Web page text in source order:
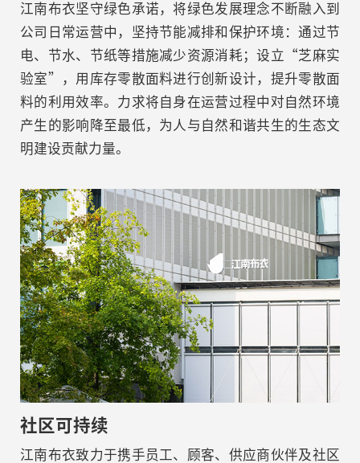
江南布衣坚守绿色承诺，将绿色发展理念不断融入到
公司日常运营中，坚持节能减排和保护环境：通过节
电、节水、节纸等措施减少资源消耗；设立“芝麻实
验室”，用库存零散面料进行创新设计，提升零散面
料的利用效率。力求将自身在运营过程中对自然环境
产生的影响降至最低，为人与自然和谐共生的生态文
明建设贡献力量。
社区可持续
江南布衣致力于携手员工、顾客、供应商伙伴及社区